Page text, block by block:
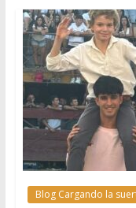
Blog Cargando la